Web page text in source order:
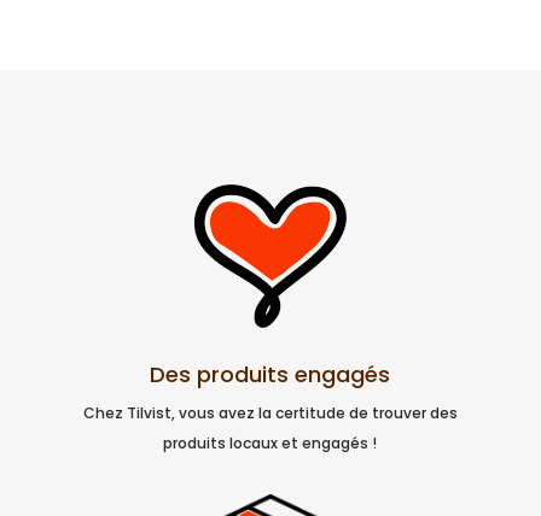
Des produits engagés
Chez Tilvist, vous avez la certitude de trouver des
produits locaux et engagés !